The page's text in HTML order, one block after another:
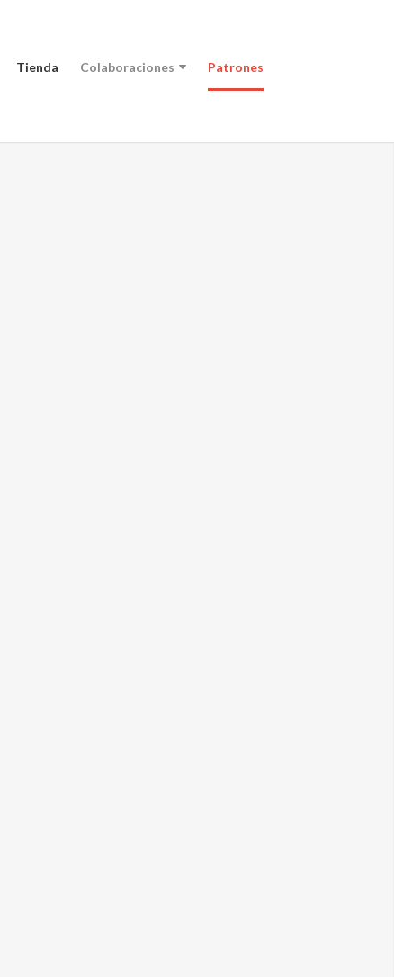
Tienda Colaboraciones Patrones